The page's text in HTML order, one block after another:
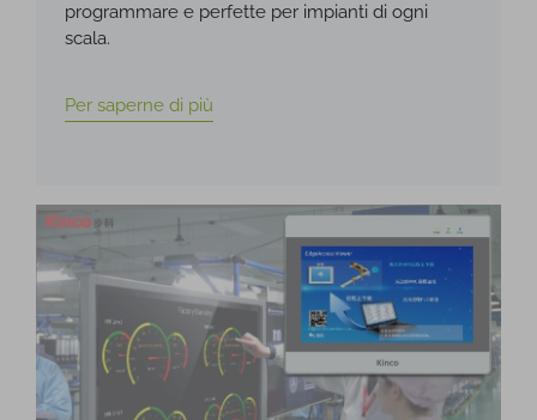
programmare e perfette per impianti di ogni
scala.
Per saperne di più